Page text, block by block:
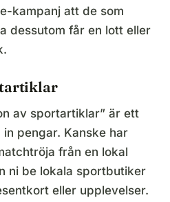
kampanj att de som
dessutom får en lott eller
av sportartiklar” är ett
pengar. Kanske har
från en lokal
ni be lokala sportbutiker
eller upplevelser.